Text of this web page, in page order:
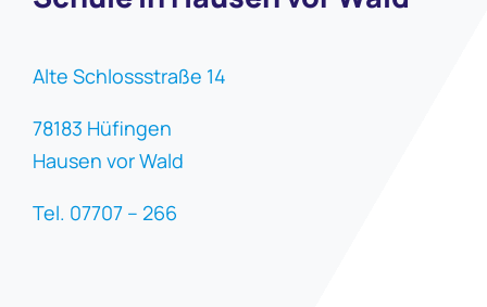
Alte Schlossstraße 14
78183 Hüfingen
Hausen vor Wald
Tel. 07707 – 266